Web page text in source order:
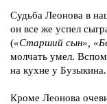
Судьба Леонова в
он все же успел
(«Старший сын»,
молчать умел.
на кухне у Бузыкина.
Кроме Леонова